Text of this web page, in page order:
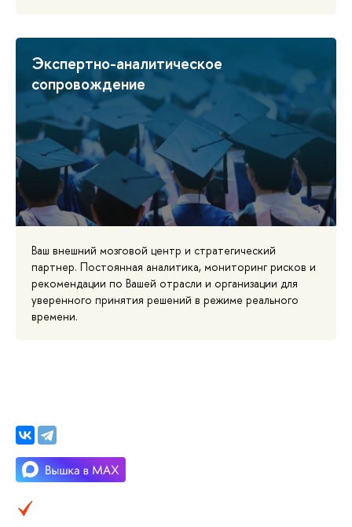
Экспертно-аналитическое
сопровождение
Ваш внешний мозговой центр и стратегический
партнер. Постоянная аналитика, мониторинг рисков и
рекомендации по Вашей отрасли и организации для
уверенного принятия решений в режиме реального
времени.